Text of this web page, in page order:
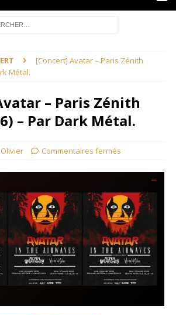
[Concert] Avatar – Paris Zénith
Métal.
– Paris Zénith
– Par Dark Métal.
Olivier Commentaires fermés